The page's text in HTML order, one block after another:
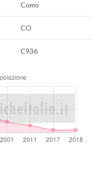
Como
CO
C936